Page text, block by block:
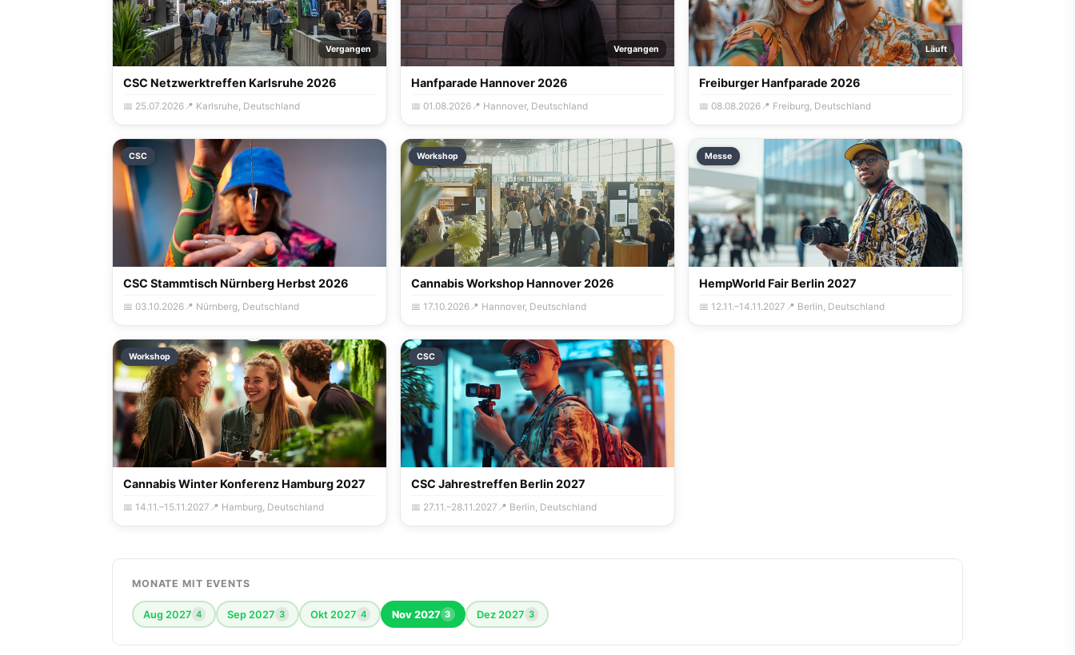
Vergangen
CSC Netzwerktreffen Karlsruhe 2026
📅 25.07.2026📍 Karlsruhe, Deutschland
Vergangen
Hanfparade Hannover 2026
📅 01.08.2026📍 Hannover, Deutschland
Läuft
Freiburger Hanfparade 2026
📅 08.08.2026📍 Freiburg, Deutschland
CSC
CSC Stammtisch Nürnberg Herbst 2026
📅 03.10.2026📍 Nürnberg, Deutschland
Workshop
Cannabis Workshop Hannover 2026
📅 17.10.2026📍 Hannover, Deutschland
Messe
HempWorld Fair Berlin 2027
📅 12.11.–14.11.2027 📍 Berlin, Deutschland
Workshop
Cannabis Winter Konferenz Hamburg 2027
📅 14.11.–15.11.2027 📍 Hamburg, Deutschland
CSC
CSC Jahrestreffen Berlin 2027
📅 27.11.–28.11.2027 📍 Berlin, Deutschland
MONATE MIT EVENTS
Aug 2027 4 Sep 2027 3 Okt 2027 4 Nov 2027 3 Dez 2027 3